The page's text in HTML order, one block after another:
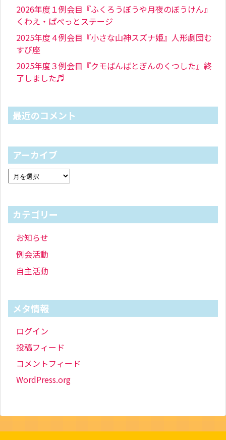
2026年度１例会目『ふくろうぼうや月夜のぼうけん』
くわえ・ぱぺっとステージ
2025年度４例会目『小さな山神スズナ姫』人形劇団む
すび座
2025年度３例会目『クモばんばとぎんのくつした』終
了しました♬
最近のコメント
アーカイブ
カテゴリー
お知らせ
例会活動
自主活動
メタ情報
ログイン
投稿フィード
コメントフィード
WordPress.org